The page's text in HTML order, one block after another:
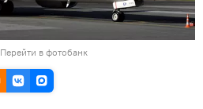
Перейти в фотобанк